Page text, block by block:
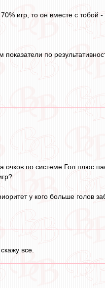
игр, то он вместе с тобой -
показатели по
очков по системе Гол плюс
у кого больше голов
все.